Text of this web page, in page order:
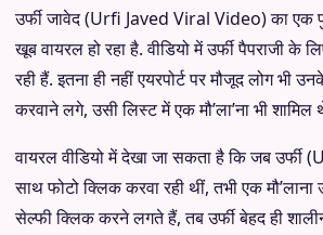
उर्फी जावेद (Urfi Javed Viral Video) का एक
खूब वायरल हो रहा है. वीडियो में उर्फी पैपराजी के
रही हैं. इतना ही नहीं एयरपोर्ट पर मौजूद लोग भी
करवाने लगे, उसी लिस्ट में एक मौ’ला’ना भी शामिल
वायरल वीडियो में देखा जा सकता है कि जब
साथ फोटो क्लिक करवा रही थीं, तभी एक
सेल्फी क्लिक करने लगते हैं, तब उर्फी बेहद ही